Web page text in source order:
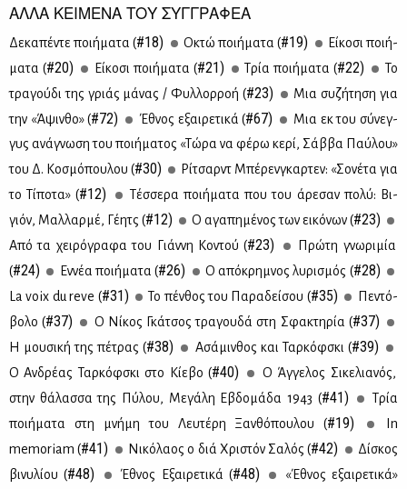
ΑΛΛΑ ΚΕΙΜΕΝΑ ΤΟΥ ΣΥΓΓΡΑΦΕΑ
Δε­κα­πέ­ντε ποι­ή­μα­τα (#18) Οκτώ ποι­ή­μα­τα (#19)
Εί­κο­σι ποι­ή­
μα­τα (#20) Εί­κο­σι ποι­ή­μα­τα (#21) Τρία ποι­ή­μα­τα (#22)
Το
τρα­γού­δι της γριάς μά­νας / Φυλ­λορ­ροή (#23)
Μια συ­ζή­τη­ση για
την «Άψιν­θο» (#72) Έθνος εξαι­ρε­τι­κά (#67)
Μια εκ του σύ­νεγ­
γυς ανά­γνω­ση του ποι­ή­μα­τος «Τώ­ρα να φέ­ρω κε­ρί, Σάβ­βα Παύ­λου»
του Δ. Κο­σμό­που­λου (#30)
Ρί­τσαρντ Μπέ­ρεν­γκαρ­τεν: «Σο­νέ­τα για
το Τί­πο­τα» (#12)
Τέσ­σε­ρα ποι­ή­μα­τα που του άρε­σαν πο­λύ: Βι­
γιόν, Μαλ­λαρ­μέ, Γέ­ητς (#12) Ο αγα­πη­μέ­νος των ει­κό­νων (#23)
Από τα χει­ρό­γρα­φα του Γιάν­νη Κο­ντού (#23)
Πρώ­τη γνω­ρι­μία
(#24) Εν­νέα ποι­ή­μα­τα (#26) Ο από­κρη­μνος λυ­ρι­σμός (#28)
La voix du reve (#31) Το πέν­θος του Πα­ρα­δεί­σου (#35)
Πε­ντό­
βο­λο (#37) Ο Νί­κος Γκά­τσος τρα­γου­δά στη Σφα­κτη­ρία (#37)
Η μου­σι­κή της πέ­τρας (#38) Ασά­μιν­θος και Ταρ­κόφ­σκι (#39)
Ο Αν­δρέ­ας Ταρ­κόφ­σκι στο Κί­ε­βο (#40)
Ο Άγ­γε­λος Σι­κε­λια­νός,
στην θά­λασ­σα της Πύ­λου, Με­γά­λη Εβδο­μά­δα 1943 (#41)
Τρία
ποι­ή­μα­τα στη μνή­μη του Λευ­τέ­ρη Ξαν­θό­που­λου (#19)
In
memoriam (#41) Νι­κό­λα­ος ο διά Χρι­στόν Σα­λός (#42)
Δί­σκος
βι­νυ­λί­ου (#48) Έθνος Εξαι­ρε­τι­κά (#48)
«Έθνος εξαι­ρε­τι­κά»